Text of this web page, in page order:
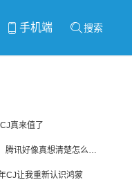
手机端 搜索
真来值了
推出多款“神人”游戏后，腾讯好像真想清楚怎么做二次元了
CJ让我重新认识鸿蒙